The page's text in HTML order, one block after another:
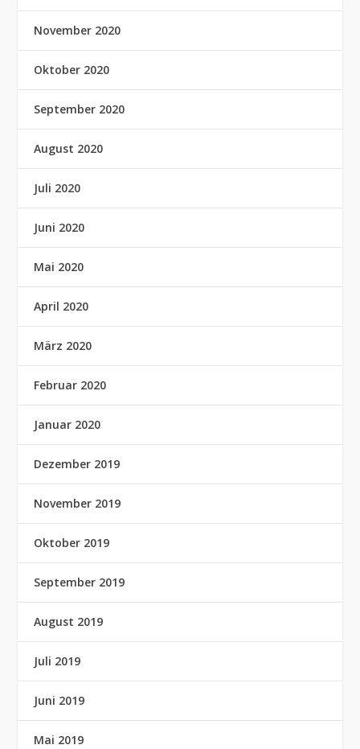
November 2020
Oktober 2020
September 2020
August 2020
Juli 2020
Juni 2020
Mai 2020
April 2020
März 2020
Februar 2020
Januar 2020
Dezember 2019
November 2019
Oktober 2019
September 2019
August 2019
Juli 2019
Juni 2019
Mai 2019